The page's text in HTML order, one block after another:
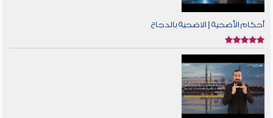
أحكام الأضحية | الاضحية بالدجاج